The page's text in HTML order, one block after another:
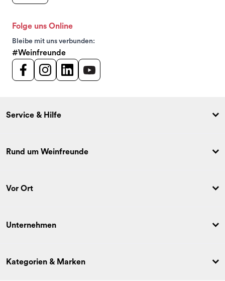
Folge uns Online
Bleibe mit uns verbunden:
#Weinfreunde
Service & Hilfe
Rund um Weinfreunde
Vor Ort
Unternehmen
Kategorien & Marken